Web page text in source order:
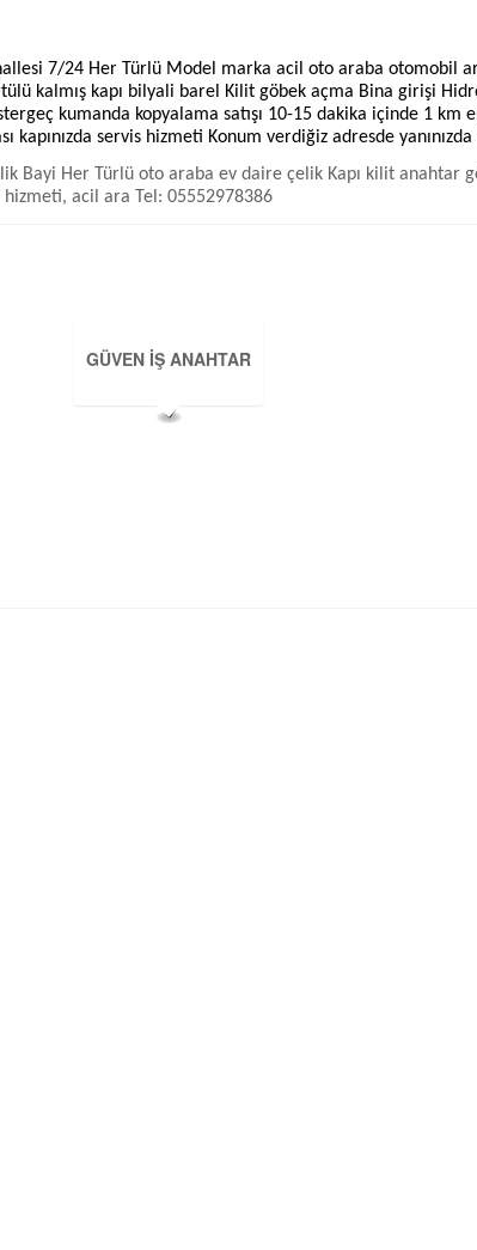
7/24 Her Türlü Model marka acil oto araba otomobil
kalmış kapı bilyali barel Kilit göbek açma Bina girişi
kumanda kopyalama satışı 10-15 dakika içinde 1 km
kapınızda servis hizmeti Konum verdiğiz adresde
Bayi Her Türlü oto araba ev daire çelik Kapı kilit anahtar
hizmeti, acil ara Tel: 05552978386
GÜVEN İŞ ANAHTAR